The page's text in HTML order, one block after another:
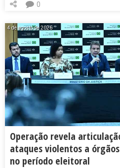
0
4 de agosto de 2026
Operação revela
ataques violentos a
no período eleitoral